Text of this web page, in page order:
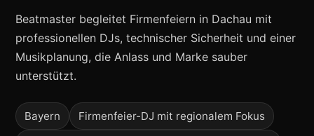
Beatmaster begleitet Firmenfeiern in Dachau mit
professionellen DJs, technischer Sicherheit und einer
Musikplanung, die Anlass und Marke sauber
unterstützt.
Bayern Firmenfeier-DJ mit regionalem Fokus